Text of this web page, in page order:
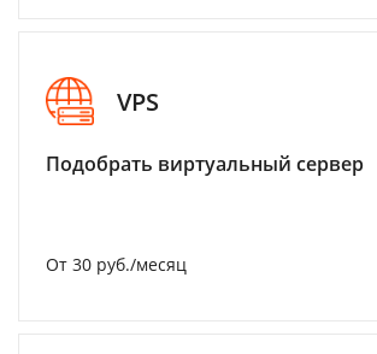
VPS
Подобрать виртуальный сервер
От 30 руб./месяц